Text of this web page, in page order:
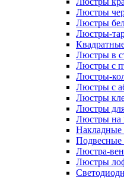
Люстры
Люстры
Люстры-
Люстры в
Люстры с
Люстры-
Люстры с
Люстры
Люстры
Люстры на
Люстра-
Люстры